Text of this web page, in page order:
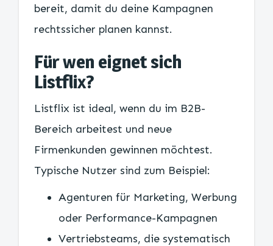
bereit, damit du deine Kampagnen
rechtssicher planen kannst.
Für wen eignet sich
Listflix?
Listflix ist ideal, wenn du im B2B-
Bereich arbeitest und neue
Firmenkunden gewinnen möchtest.
Typische Nutzer sind zum Beispiel:
Agenturen für Marketing, Werbung
oder Performance-Kampagnen
Vertriebsteams, die systematisch